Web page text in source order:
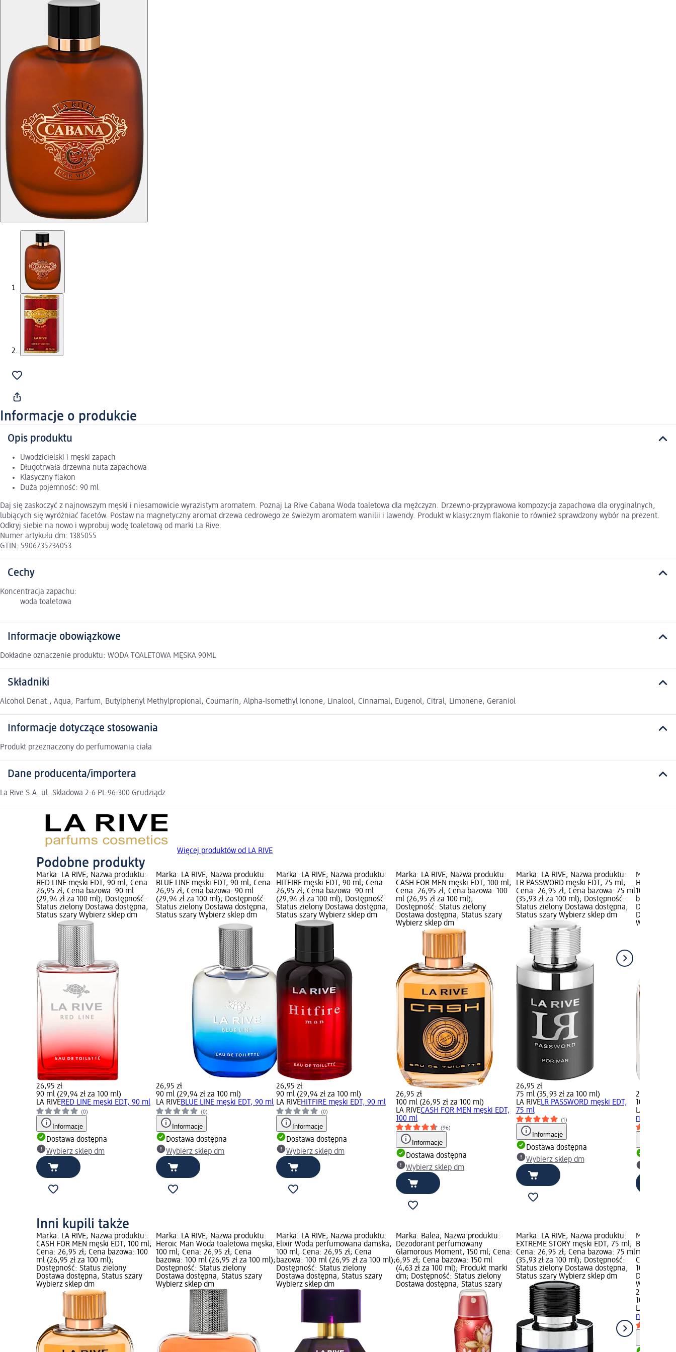
Informacje o produkcie
Opis produktu
Uwodzicielski i męski zapach
Długotrwała drzewna nuta zapachowa
Klasyczny flakon
Duża pojemność: 90 ml
Daj się zaskoczyć z najnowszym męski i niesamowicie wyrazistym aromatem. Poznaj La Rive Cabana Woda toaletowa dla mężczyzn. Drzewno-przyprawowa kompozycja zapachowa dla oryginalnych,
lubiących się wyróżniać facetów. Postaw na magnetyczny aromat drzewa cedrowego ze świeżym aromatem wanilii i lawendy. Produkt w klasycznym flakonie to również sprawdzony wybór na prezent.
Odkryj siebie na nowo i wyprobuj wodę toaletową od marki La Rive.
Numer artykułu dm: 1385055
GTIN: 5906735234053
Cechy
Koncentracja zapachu:
woda toaletowa
Informacje obowiązkowe
Dokładne oznaczenie produktu: WODA TOALETOWA MĘSKA 90ML
Składniki
Alcohol Denat., Aqua, Parfum, Butylphenyl Methylpropional, Coumarin, Alpha-Isomethyl Ionone, Linalool, Cinnamal, Eugenol, Citral, Limonene, Geraniol
Informacje dotyczące stosowania
Produkt przeznaczony do perfumowania ciała
Dane producenta/importera
La Rive S.A. ul. Składowa 2-6 PL-96-300 Grudziądz
Więcej produktów od LA RIVE
Podobne produkty
Marka: LA RIVE; Nazwa produktu:
RED LINE męski EDT, 90 ml; Cena:
26,95 zł; Cena bazowa: 90 ml
(29,94 zł za 100 ml); Dostępność:
Status zielony Dostawa dostępna,
Status szary Wybierz sklep dm
26,95 zł
90 ml (29,94 zł za 100 ml)
LA RIVERED LINE męski EDT, 90 ml
(0)
Informacje
Dostawa dostępna
Wybierz sklep dm
Marka: LA RIVE; Nazwa produktu:
BLUE LINE męski EDT, 90 ml; Cena:
26,95 zł; Cena bazowa: 90 ml
(29,94 zł za 100 ml); Dostępność:
Status zielony Dostawa dostępna,
Status szary Wybierz sklep dm
26,95 zł
90 ml (29,94 zł za 100 ml)
LA RIVEBLUE LINE męski EDT, 90 ml
(0)
Informacje
Dostawa dostępna
Wybierz sklep dm
Marka: LA RIVE; Nazwa produktu:
HITFIRE męski EDT, 90 ml; Cena:
26,95 zł; Cena bazowa: 90 ml
(29,94 zł za 100 ml); Dostępność:
Status zielony Dostawa dostępna,
Status szary Wybierz sklep dm
26,95 zł
90 ml (29,94 zł za 100 ml)
LA RIVEHITFIRE męski EDT, 90 ml
(0)
Informacje
Dostawa dostępna
Wybierz sklep dm
Marka: LA RIVE; Nazwa produktu:
CASH FOR MEN męski EDT, 100 ml;
Cena: 26,95 zł; Cena bazowa: 100
ml (26,95 zł za 100 ml);
Dostępność: Status zielony
Dostawa dostępna, Status szary
Wybierz sklep dm
26,95 zł
100 ml (26,95 zł za 100 ml)
LA RIVECASH FOR MEN męski EDT,
100 ml
(96)
Informacje
Dostawa dostępna
Wybierz sklep dm
Marka: LA RIVE; Nazwa produktu:
LR PASSWORD męski EDT, 75 ml;
Cena: 26,95 zł; Cena bazowa: 75 ml
(35,93 zł za 100 ml); Dostępność:
Status zielony Dostawa dostępna,
Status szary Wybierz sklep dm
26,95 zł
75 ml (35,93 zł za 100 ml)
LA RIVELR PASSWORD męski EDT,
75 ml
(1)
Informacje
Dostawa dostępna
Wybierz sklep dm
Marka: LA
Heroic
100 ml;
bazowa:
Dostawa
Wybierz
26,95 zł
100 ml
LA RIVE
męska, 100
Inni kupili także
Marka: LA RIVE; Nazwa produktu:
CASH FOR MEN męski EDT, 100 ml;
Cena: 26,95 zł; Cena bazowa: 100
ml (26,95 zł za 100 ml);
Dostępność: Status zielony
Dostawa dostępna, Status szary
Wybierz sklep dm
Marka: LA RIVE; Nazwa produktu:
Heroic Man Woda toaletowa męska,
100 ml; Cena: 26,95 zł; Cena
bazowa: 100 ml (26,95 zł za 100 ml);
Dostępność: Status zielony
Dostawa dostępna, Status szary
Wybierz sklep dm
Marka: LA RIVE; Nazwa produktu:
Elixir Woda perfumowana damska,
100 ml; Cena: 26,95 zł; Cena
bazowa: 100 ml (26,95 zł za 100 ml);
Dostępność: Status zielony
Dostawa dostępna, Status szary
Wybierz sklep dm
Marka: Balea; Nazwa produktu:
Dezodorant perfumowany
Glamorous Moment, 150 ml; Cena:
6,95 zł; Cena bazowa: 150 ml
(4,63 zł za 100 ml); Produkt marki
dm; Dostępność: Status zielony
Dostawa dostępna, Status szary
Marka: LA RIVE; Nazwa produktu:
EXTREME STORY męski EDT, 75 ml;
Cena: 26,95 zł; Cena bazowa: 75 ml
(35,93 zł za 100 ml); Dostępność:
Status zielony Dostawa dostępna,
Status szary Wybierz sklep dm
Marka: LA
Black
męska, 100
Cena
100 ml);
Dostawa
Wybierz
26,95 zł
100 ml
LA RIVE
męska, 100